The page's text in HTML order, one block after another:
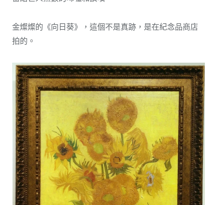
金燦燦的《向日葵》，這個不是真跡，是在紀念品商店
拍的。